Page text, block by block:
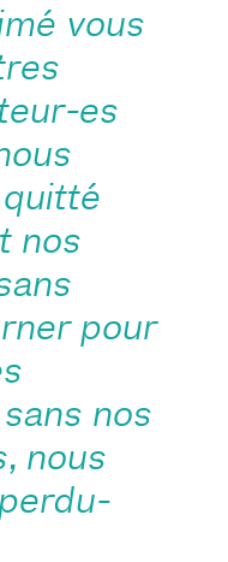
vous
es
nos
pour
nos
nous